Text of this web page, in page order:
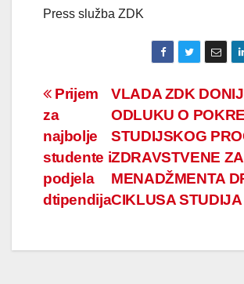
Press služba ZDK
Navigacija
članaka
VLADA ZDK
ODLUKU O
STUDIJSKOG
ZDRAVSTVENE
MENADŽMENTA
CIKLUSA
Prijem
za
najbolje
studente i
podjela
dtipendija